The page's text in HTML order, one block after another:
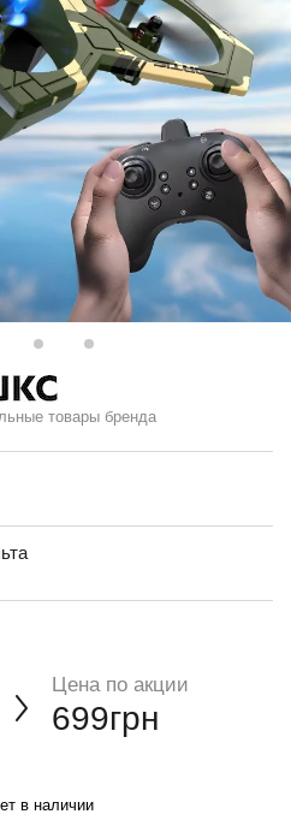
товары бренда
Цена по акции
699грн
в наличии